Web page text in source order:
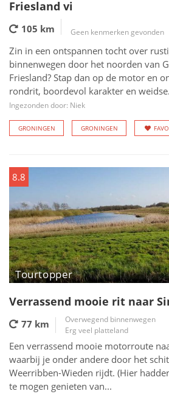
Friesland vi
105 km Geen kenmerken gevonden
Zin in een ontspannen tocht over
binnenwegen door het noorden van
Friesland? Stap dan op de motor en
rondrit, boordevol karakter en
Ingezonden door: Niek
GRONINGEN GRONINGEN
8.8
Tourtopper
Verrassend mooie rit naar
77 km
Overwegend binnenwegen
Erg veel platteland
Een verrassend mooie motorroute
waarbij je onder andere door het
Weerribben-Wieden rijdt. (Hier
te mogen genieten van...